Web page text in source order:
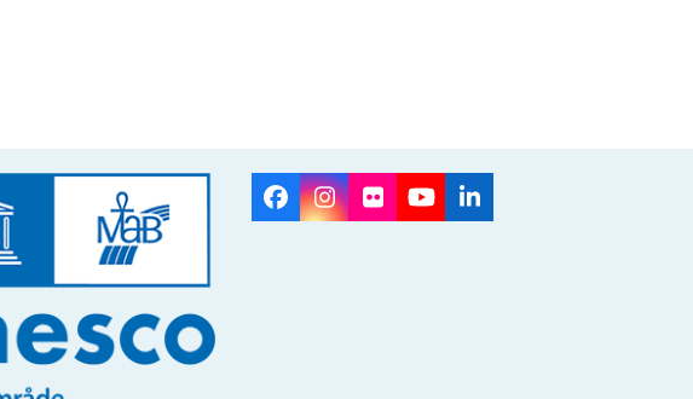
Facebook
Instagram
FlickrYouTubeLinkedIn